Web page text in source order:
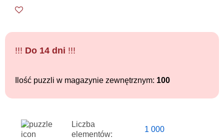
!!! Do 14 dni !!!
Ilość puzzli w magazynie zewnętrznym: 100
Liczba
elementów:
1 000